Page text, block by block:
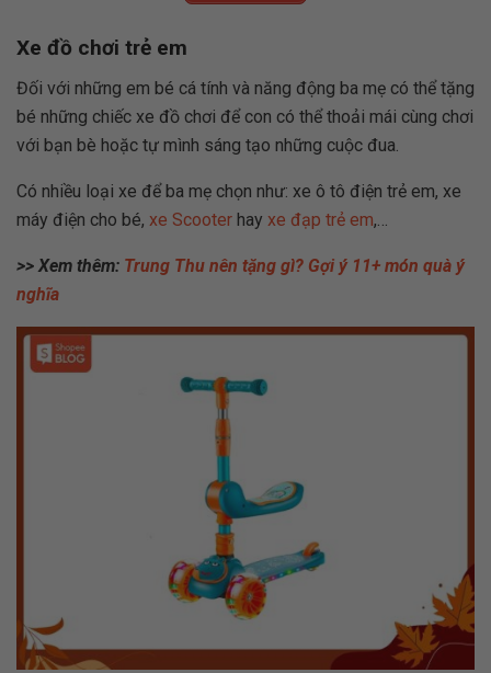
Xe đồ chơi trẻ em
Đối với những em bé cá tính và năng động ba mẹ có thể tặng
bé những chiếc xe đồ chơi để con có thể thoải mái cùng chơi
với bạn bè hoặc tự mình sáng tạo những cuộc đua.
Có nhiều loại xe để ba mẹ chọn như: xe ô tô điện trẻ em, xe
máy điện cho bé, xe Scooter hay xe đạp trẻ em,…
>> Xem thêm: Trung Thu nên tặng gì? Gợi ý 11+ món quà ý
nghĩa